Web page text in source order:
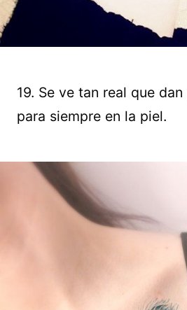
19. Se ve tan real que
para siempre en la piel.